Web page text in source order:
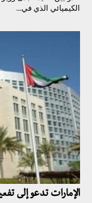
الكيميائي الذي في...
الإمارات تدعو إلى